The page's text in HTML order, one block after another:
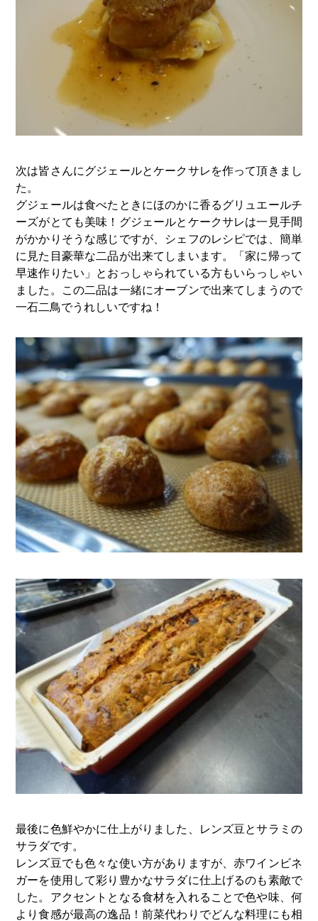
次は皆さんにグジェールとケークサレを作って頂きまし
た。
グジェールは食べたときにほのかに香るグリュエールチ
ーズがとても美味！グジェールとケークサレは一見手間
がかかりそうな感じですが、シェフのレシピでは、簡単
に見た目豪華な二品が出来てしまいます。「家に帰って
早速作りたい」とおっしゃられている方もいらっしゃい
ました。この二品は一緒にオーブンで出来てしまうので
一石二鳥でうれしいですね！
最後に色鮮やかに仕上がりました、レンズ豆とサラミの
サラダです。
レンズ豆でも色々な使い方がありますが、赤ワインビネ
ガーを使用して彩り豊かなサラダに仕上げるのも素敵で
した。アクセントとなる食材を入れることで色や味、何
より食感が最高の逸品！前菜代わりでどんな料理にも相